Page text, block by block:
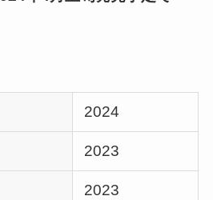
2024
2023
2023